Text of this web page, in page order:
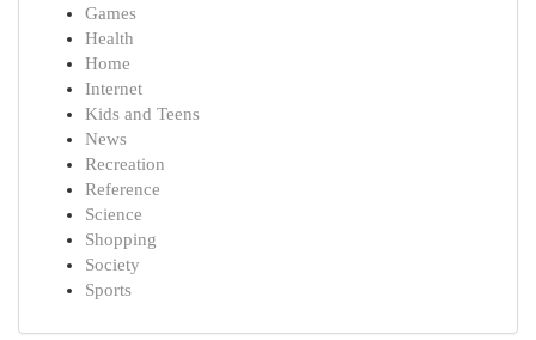
Games
Health
Home
Internet
Kids and Teens
News
Recreation
Reference
Science
Shopping
Society
Sports